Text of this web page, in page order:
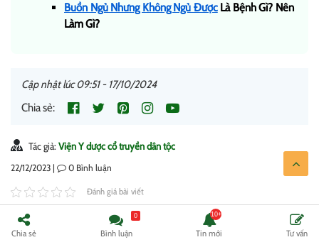
Buồn Ngủ Nhưng Không Ngủ ĐượcLà Bệnh Gì? Nên
Làm Gì?
Cập nhật lúc 09:51 - 17/10/2024
Chia sẻ:
Tác giả: Viện Y dược cổ truyền dân tộc
22/12/2023 | 0 Bình luận
Đánh giá bài viết
Chia sẻ Bình luận
0
Tin mới Tư vấn